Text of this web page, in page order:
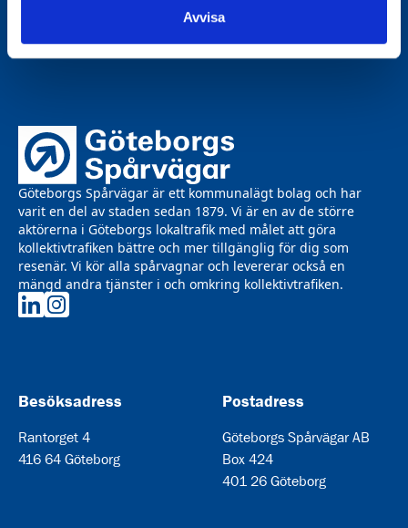
Avvisa
Göteborgs Spårvägar är ett kommunalägt bolag och har
varit en del av staden sedan 1879. Vi är en av de större
aktörerna i Göteborgs lokaltrafik med målet att göra
kollektivtrafiken bättre och mer tillgänglig för dig som
resenär. Vi kör alla spårvagnar och levererar också en
mängd andra tjänster i och omkring kollektivtrafiken.
Göteborgs Spårvägar på LinkedIn
Besöksadress
Rantorget 4
416 64 Göteborg
Postadress
Göteborgs Spårvägar AB
Box 424
401 26 Göteborg